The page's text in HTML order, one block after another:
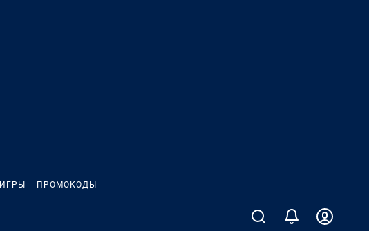
ИГРЫ ПРОМОКОДЫ